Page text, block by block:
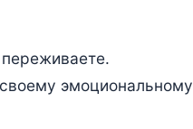
эмоциональному